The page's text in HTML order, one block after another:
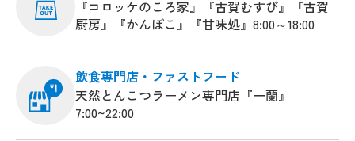
『コロッケのころ家』『古賀むすび』『古賀
厨房』『かんぼこ』『甘味処』8:00～18:00
飲食専門店・ファストフード
天然とんこつラーメン専門店『一蘭』
7:00~22:00